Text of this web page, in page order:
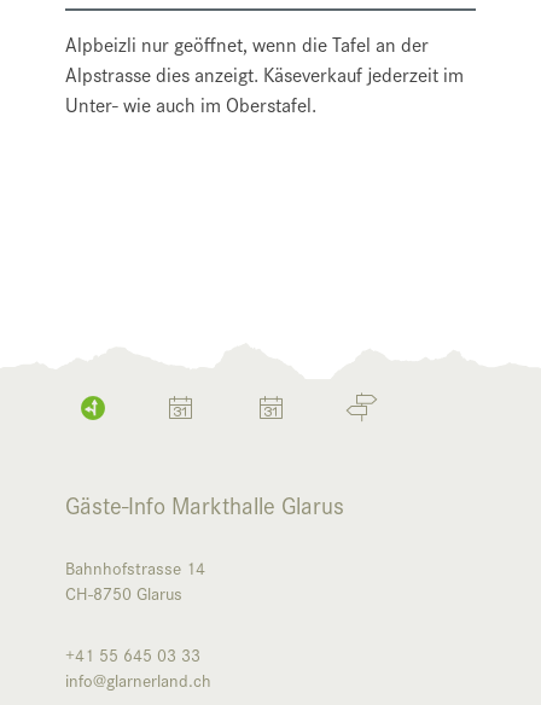
Alpbeizli nur geöffnet, wenn die Tafel an der
Alpstrasse dies anzeigt. Käseverkauf jederzeit im
Unter- wie auch im Oberstafel.
Gäste-Info Markthalle Glarus
Bahnhofstrasse 14
CH-8750 Glarus
+41 55 645 03 33
info@glarnerland.ch